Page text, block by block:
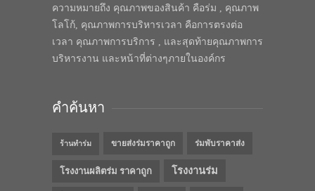
ความหมายถึง คุณภาพของสินค้า คือร่ม , คุณภาพ
โลโก้, คุณภาพการบริหารเวลา คือการตรงต่อ
เวลา คุณภาพการบริการ , และสุดท้ายคุณภาพการ
บริหารงาน และหน้าที่ต่างๆภายในองค์กร
คำค้นหา
ร้านทำร่ม ขายส่งร่มราคาถูก ร่มพับราคาส่ง
โรงงานผลิตร่ม ราคาถูก โรงงานร่ม